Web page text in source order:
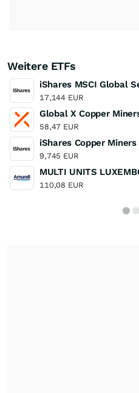
Weitere ETFs
17,144 EUR
58,47 EUR
9,745 EUR
110,08 EUR